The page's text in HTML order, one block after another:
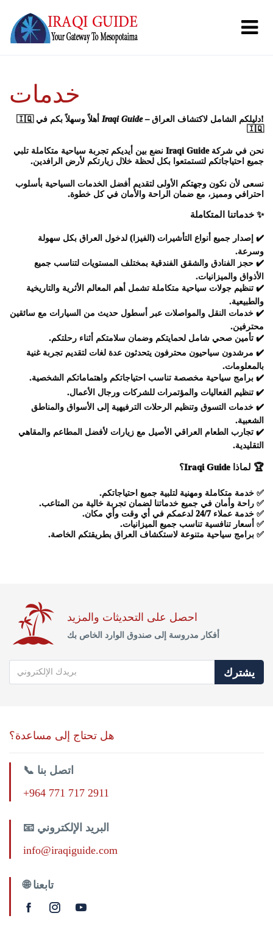
خدمات
🇮🇶 أهلاً وسهلاً بكم فيIraqi Guide– دليلكم الشامل لاكتشاف العراق!
🇮🇶
نحن في شركة Iraqi Guide
نضع بين أيديكم تجربة سياحية متكاملة تلبي
جميع احتياجاتكم لتستمتعوا بكل لحظة خلال زيارتكم لأرض الرافدين.
نسعى لأن نكون وجهتكم الأولى لتقديم أفضل الخدمات السياحية بأسلوب
احترافي ومميز، مع ضمان الراحة والأمان في كل خطوة.
✨ خدماتنا المتكاملة
✔️ إصدار جميع أنواع التأشيرات (الفيزا) لدخول العراق بكل سهولة
وسرعة.
✔️ حجز الفنادق والشقق الفندقية بمختلف المستويات لتناسب جميع
الأذواق والميزانيات.
✔️ تنظيم جولات سياحية متكاملة تشمل أهم المعالم الأثرية والتاريخية
والطبيعية.
✔️ خدمات النقل والمواصلات عبر أسطول حديث من السيارات مع سائقين
محترفين.
✔️ تأمين صحي شامل لحمايتكم وضمان سلامتكم أثناء رحلتكم.
✔️ مرشدون سياحيون محترفون يتحدثون عدة لغات لتقديم تجربة غنية
بالمعلومات.
✔️ برامج سياحية مخصصة تناسب احتياجاتكم واهتماماتكم الشخصية.
✔️ تنظيم الفعاليات والمؤتمرات للشركات ورجال الأعمال.
✔️ خدمات التسوق وتنظيم الرحلات الترفيهية إلى الأسواق والمناطق
الشعبية.
✔️ تجارب الطعام العراقي الأصيل مع زيارات لأفضل المطاعم والمقاهي
التقليدية.
🏆 لماذا Iraqi Guide؟
✅ خدمة متكاملة ومهنية لتلبية جميع احتياجاتكم.
✅ راحة وأمان في جميع خدماتنا لضمان تجربة خالية من المتاعب.
✅ خدمة عملاء 24/7
لدعمكم في أي وقت وأي مكان.
✅ أسعار تنافسية تناسب جميع الميزانيات.
✅ برامج سياحية متنوعة لاستكشاف العراق بطريقتكم الخاصة.
احصل على التحديثات والمزيد
أفكار مدروسة إلى صندوق الوارد الخاص بك
يشترك
هل تحتاج إلى مساعدة؟
📞 اتصل بنا
+964 771 717 2911
📧 البريد الإلكتروني
info@iraqiguide.com
🌐 تابعنا